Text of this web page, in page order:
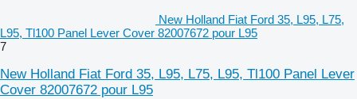
New Holland Fiat Ford 35, L95, L75,
L95, Tl100 Panel Lever Cover 82007672 pour L95
7
New Holland Fiat Ford 35, L95, L75, L95, Tl100 Panel Lever
Cover 82007672 pour L95